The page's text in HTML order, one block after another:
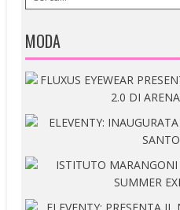
MODA